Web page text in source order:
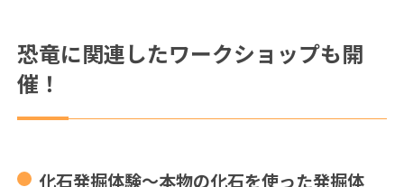
恐竜に関連したワークショップも開
催！
化石発掘体験～本物の化石を使った発掘体